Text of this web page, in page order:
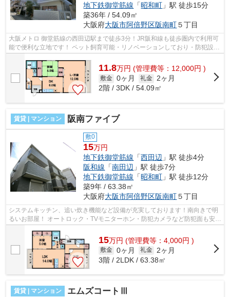
地下鉄御堂筋線 「昭和町 」駅 徒歩15分
築36年 / 54.09㎡
大阪府大阪市阿倍野区阪南町５丁目
大阪メトロ 御堂筋線の西田辺駅まで徒歩3分！JR阪和線も徒歩圏内で利用可
能で便利な立地です！ ペット飼育可能・リノベーションしており・防犯設備
も充実！ぜひ一度ご内覧くださいま...
11.8万円 (管理費等：12,000円 )
敷金 0ヶ月 礼金
2ヶ月
2階 / 3DK / 54.09㎡
賃貸 | マンション 阪南ファイブ
敷0
15万円
地下鉄御堂筋線 「西田辺 」駅 徒歩4分
阪和線 「南田辺 」駅 徒歩7分
地下鉄御堂筋線 「昭和町 」駅 徒歩12分
築9年 / 63.38㎡
大阪府大阪市阿倍野区阪南町５丁目
システムキッチン、追い炊き機能など設備が充実しております！南向きで明
るいお部屋！ オートロック・TVモニターホン・防犯カメラなど防犯面も安心
15万円 (管理費等：4,000円 )
敷金 0ヶ月 礼金
2ヶ月
3階 / 2LDK / 63.38㎡
賃貸 | マンション エムズコートⅢ